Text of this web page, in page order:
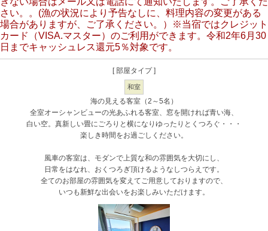
さい。。(漁の状況により予告なしに、料理内容の変更がある
場合がありますが、ご了承ください。）※当宿ではクレジット
カード（VISA.マスター）のご利用ができます。令和2年6月30
日までキャッシュレス還元5％対象です。
[ 部屋タイプ ]
和室
海の見える客室（2～5名）
全室オーシャンビューの光あふれる客室、窓を開ければ青い海、
白い空。真新しい畳にごろりと横になりゆったりとくつろぐ・・・
楽しき時間をお過ごしください。
風車の客室は、モダンで上質な和の雰囲気を大切にし、
日常をはなれ、おくつろぎ頂けるようなしつらえです。
全てのお部屋の雰囲気を変えてご用意しておりますので、
いつも新鮮な出会いをお楽しみいただけます。